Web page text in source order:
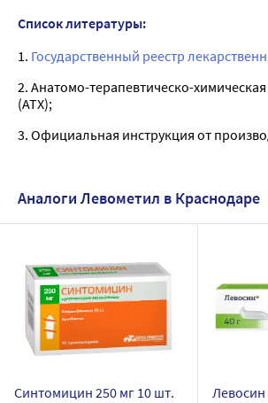
Список литературы:
1. Государственный реестр
2. Анатомо-терапевтическо-
(ATX);
3. Официальная инструкция от
Аналоги Левометил в Краснодаре
Синтомицин 250 мг 10 шт.
Левосин